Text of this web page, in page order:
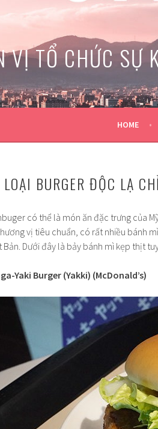
VỊ TỔ CHỨC SỰ
HOME
BURGER ĐỘC LẠ
có thể là món ăn đặc trưng của
vị tiêu chuẩn, có rất nhiều bánh
Bản. Dưới đây là bảy bánh mì kẹp thịt
Yaki Burger (Yakki) (McDonald’s)